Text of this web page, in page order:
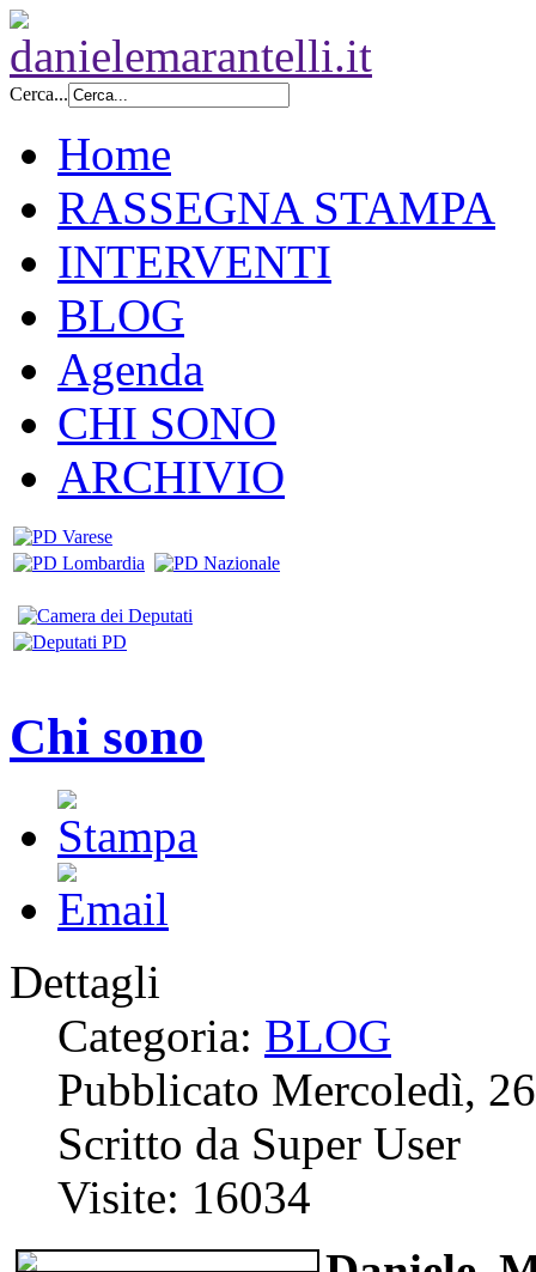
Cerca...
Home
RASSEGNA STAMPA
INTERVENTI
BLOG
Agenda
CHI SONO
ARCHIVIO
Chi sono
Dettagli
Categoria: BLOG
Pubblicato Mercoledì,
Scritto da Super User
Visite: 16034